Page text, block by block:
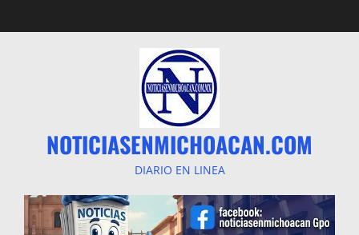
al
NOTICIASENMICHOACAN.COM
DIARIO EN LINEA